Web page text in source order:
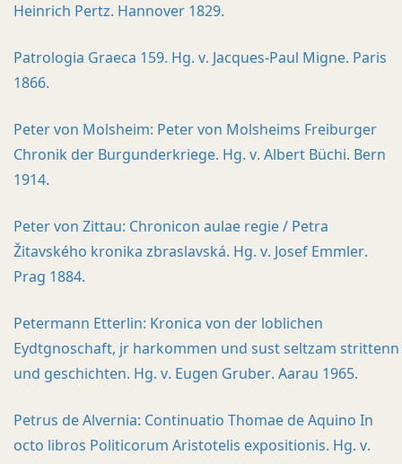
Heinrich Pertz. Hannover 1829.
Patrologia Graeca 159. Hg. v. Jacques-Paul Migne. Paris
1866.
Peter von Molsheim: Peter von Molsheims Freiburger
Chronik der Burgunderkriege. Hg. v. Albert Büchi. Bern
1914.
Peter von Zittau: Chronicon aulae regie / Petra
Žitavského kronika zbraslavská. Hg. v. Josef Emmler.
Prag 1884.
Petermann Etterlin: Kronica von der loblichen
Eydtgnoschaft, jr harkommen und sust seltzam strittenn
und geschichten. Hg. v. Eugen Gruber. Aarau 1965.
Petrus de Alvernia: Continuatio Thomae de Aquino In
octo libros Politicorum Aristotelis expositionis. Hg. v.